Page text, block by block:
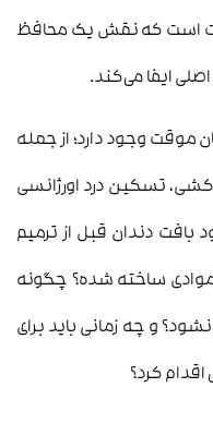
است که نقش یک محافظ
اصلی ایفا می‌کند.
موقت وجود دارد؛ از جمله
تسکین درد اورژانسی
بافت دندان قبل از ترمیم
موادی ساخته شده؟ چگونه
و چه زمانی باید برای
اقدام کرد؟